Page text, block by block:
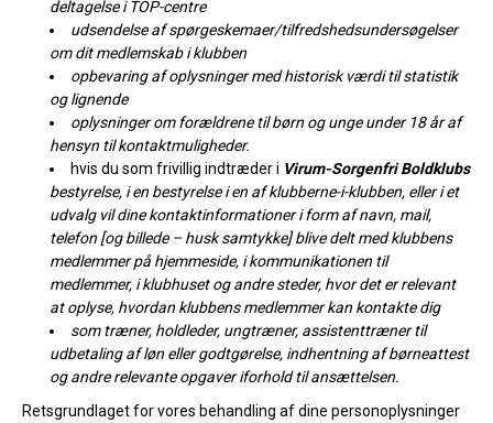
deltagelse i TOP-centre
udsendelse af spørgeskemaer/tilfredshedsundersøgelser
om dit medlemskab i klubben
opbevaring af oplysninger med historisk værdi til statistik
og lignende
oplysninger om forældrene til børn og unge under 18 år af
hensyn til kontaktmuligheder.
hvis du som frivillig indtræder i Virum-Sorgenfri Boldklubs
bestyrelse, i en bestyrelse i en af klubberne-i-klubben, eller i et
udvalg vil dine kontaktinformationer i form af navn, mail,
telefon [og billede – husk samtykke] blive delt med klubbens
medlemmer på hjemmeside, i kommunikationen til
medlemmer, i klubhuset og andre steder, hvor det er relevant
at oplyse, hvordan klubbens medlemmer kan kontakte dig
som træner, holdleder, ungtræner, assistenttræner til
udbetaling af løn eller godtgørelse, indhentning af børneattest
og andre relevante opgaver iforhold til ansættelsen.
Retsgrundlaget for vores behandling af dine personoplysninger